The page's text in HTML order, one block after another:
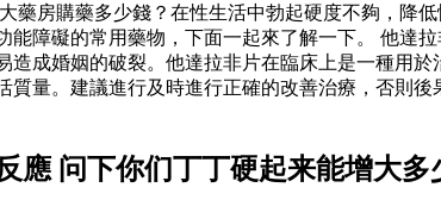
藥房購藥多少錢？在性生活中勃起硬度不夠，降
能障礙的常用藥物，下面一起來了解一下。 他
造成婚姻的破裂。他達拉非片在臨床上是一種用
質量。建議進行及時進行正確的改善治療，否則
應 问下你们丁丁硬起来能增大多